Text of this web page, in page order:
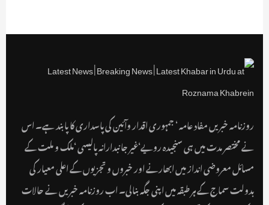
روزنامہ خبریں مفاد عامہ ‘ جمہوری اقدار وآئین کی پاسداری کا پابند ہے۔ اس
نے مختصر مدت میں ہی سنجیدہ رویے‘غیر جانبدارانہ پالیسی ‘ملک و ملت کے
مسائل معروضی انداز میں ابھارنے اور خبروں و تجزیوں کے اعلی معیار کی
بدولت سماج کے ہر طبقہ میں اپنی جگہ بنالی۔ اب روزنامہ خبریں نے حالات